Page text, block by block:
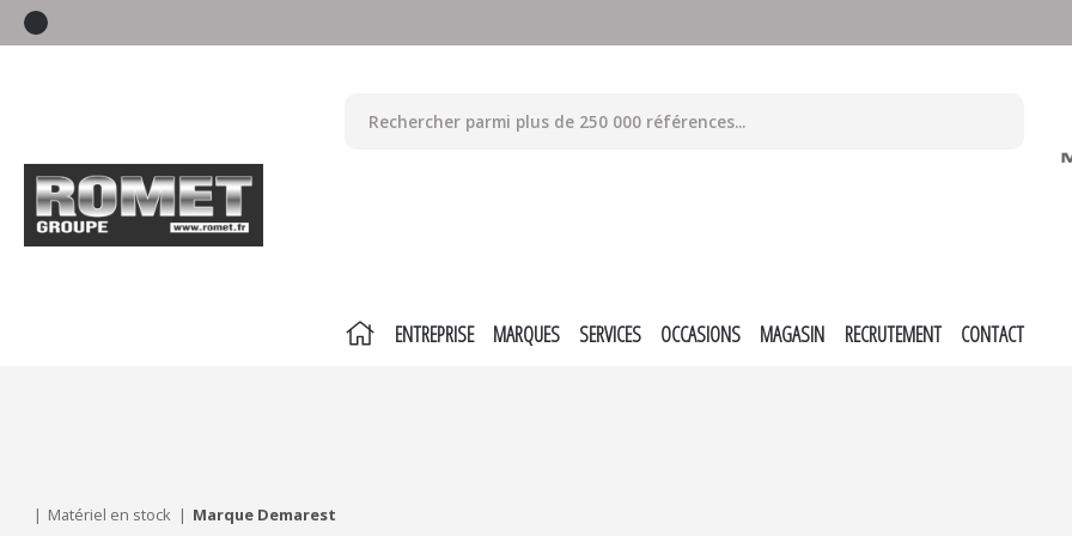
ENTREPRISE MARQUES SERVICES OCCASIONS MAGASIN RECRUTEMENT CONTACT
Matériel en stock Marque Demarest